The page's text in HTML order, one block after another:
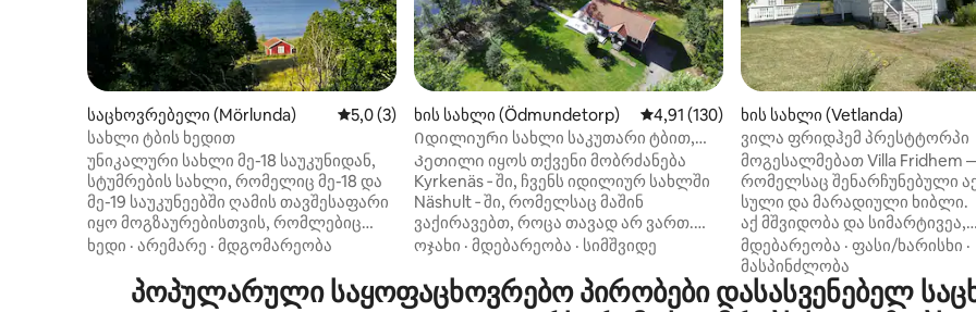
საცხოვრებელი (Mörlunda) საშუალო შეფასებაა 5‑დან 5,0, 3 მიმოხილვა
5,0 (3)
სახლი ტბის ხედით
უნიკალური სახლი მე-18 საუკუნიდან,
სტუმრების სახლი, რომელიც მე-18 და
მე-19 საუკუნეებში ღამის თავშესაფარი
იყო მოგზაურებისთვის, რომლებიც
ცხენით და ეტლით მოგზაურობდნენ
გარემონტებულია ძველ სტილში, აქვს
ახალი სამზარეულო და სააბაზანო და
ხედი · არემარე · მდგომარეობა
ხის სახლი (Ödmundetorp) საშუალო შეფასებაა 5‑დან 4,91, 130
4,91 (130)
Იდილიური სახლი საკუთარი ტბით,
საუნით, გემით, თევზჭერით,
თხილამურებით სრიალით
Კეთილი იყოს თქვენი მობრძანება
Kyrkenäs ‑ ში, ჩვენს იდილიურ სახლში
Näshult ‑ ში, რომელსაც მაშინ
ვაქირავებთ, როცა თავად არ ვართ.
Სახლი მდებარეობს ტყეში და
საუნითა და გემით. Პოპულარული
ქვიშიანი სანაპირო სულ რაღაც 1 კმ-ის
ოჯახი · მდებარეობა · სიმშვიდე
ხის სახლი (Vetlanda)
ვილა ფრიდჰემ პრესტტორპი
მოგესალმებათ Villa Fridhem
რომელსაც შენარჩუნებული
სული და მარადიული ხიბლი.
აქ მშვიდობა და სიმარტივეა,
გარშემორტყმულია
სიმშვიდით. სამშვენიერო ბაღი
გიწვევთ დასასვენებლად, ხის
ღუმელი კი სითბოს
მდებარეობა · ფასი/ხარისხი ·
მასპინძლობა
პოპულარული საყოფაცხოვრებო პირობები დასასვენებელ